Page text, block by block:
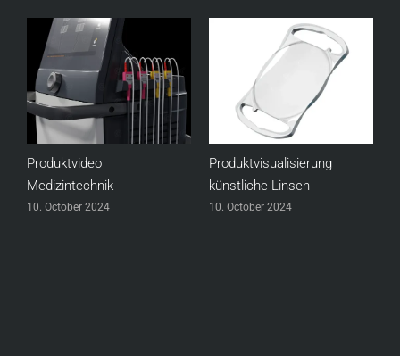
Produktvideo
Medizintechnik
10. October 2024
Produktvisualisierung
künstliche Linsen
10. October 2024